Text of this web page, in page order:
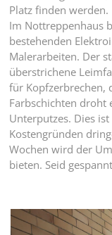
Platz finden werden.
Im Nottreppenhaus
bestehenden
Malerarbeiten. Der
überstrichene
für Kopfzerbrechen,
Farbschichten droht
Unterputzes. Dies
Kostengründen
Wochen wird der
bieten. Seid